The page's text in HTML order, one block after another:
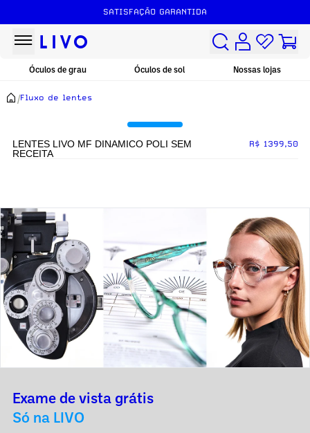
SATISFAÇÃO GARANTIDA
Óculos de grau Óculos de sol Nossas lojas
/Fluxo de lentes
LENTES LIVO MF DINAMICO POLI SEM
RECEITA
R$ 1399,50
Exame de vista grátis
Só na LIVO